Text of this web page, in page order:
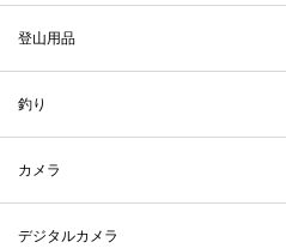
登山用品
釣り
カメラ
デジタルカメラ